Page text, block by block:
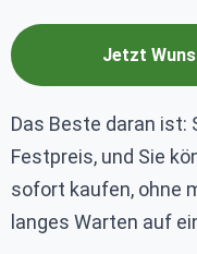
Jetzt
Das Beste daran ist:
Festpreis, und Sie
sofort kaufen, ohne
langes Warten auf